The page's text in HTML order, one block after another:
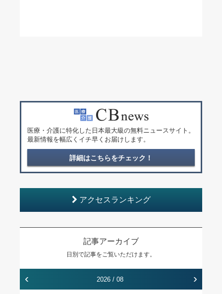
医療・介護に特化した日本最大級の無料ニュースサイト。
最新情報を幅広くイチ早くお届けします。
詳細はこちらをチェック！
アクセスランキング
記事アーカイブ
日別で記事をご覧いただけます。
‹ 2026 / 08 ›